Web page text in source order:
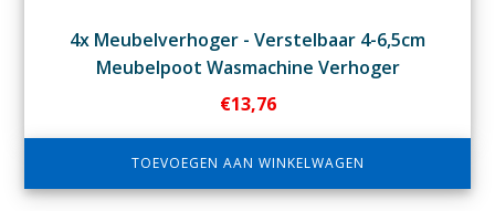
4x Meubelverhoger - Verstelbaar 4-6,5cm
Meubelpoot Wasmachine Verhoger
€13,76
TOEVOEGEN AAN WINKELWAGEN